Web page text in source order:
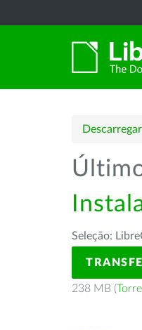
Descarregar
Seleção:
238 MB (